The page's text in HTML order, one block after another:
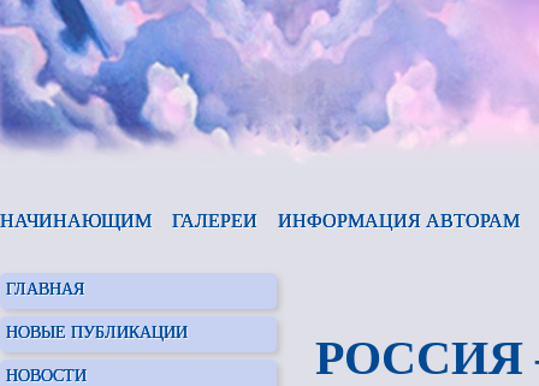
НАЧИНАЮЩИМ ГАЛЕРЕИ ИНФОРМАЦИЯ АВТОРАМ
ГЛАВНАЯ
НОВЫЕ ПУБЛИКАЦИИ
НОВОСТИ
РОССИЯ